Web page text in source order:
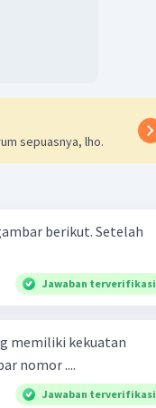
sepuasnya, lho.
berikut. Setelah
Jawaban terverifikasi
memiliki kekuatan
nomor ....
Jawaban terverifikasi